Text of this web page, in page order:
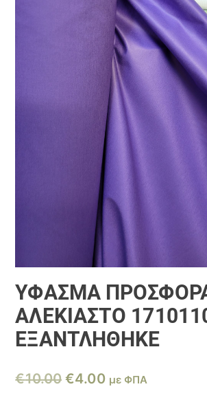
ΎΦΑΣΜΑ
ΑΛΈΚΙΑΣΤΟ
ΕΞΑΝΤΛΗΘΗΚΕ
€10.00 Original
€4.00Ημε ΦΠΑ